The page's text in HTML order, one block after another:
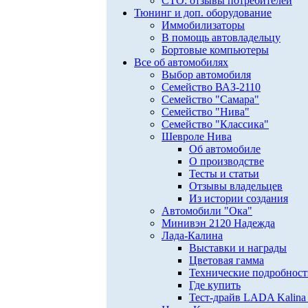
Тюнинг и доп. оборудование
Иммобилизаторы
В помощь автовладельцу
Бортовые компьютеры
Все об автомобилях
Выбор автомобиля
Семейство ВАЗ-2110
Семейство "Самара"
Семейство "Нива"
Семейство "Классика"
Шевроле Нива
Об автомобиле
О производстве
Тесты и статьи
Отзывы владельцев
Из истории создания
Автомобили "Ока"
Минивэн 2120 Надежда
Лада-Калина
Выставки и награды
Цветовая гамма
Технические
Где купить
Тест-драйв LADA Kalina